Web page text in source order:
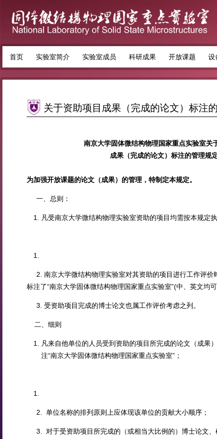
首页 实验室简介 实验室成员 科研成果 开放课题 设
关于资助项目成果（完成的论文）标注
南京大学固体微结构物理国家重点实验室关
成果（完成的论文）标注的管理规
为加强开放课题的论文（成果）的管理，特制定本规定。
一、总则：
凡受南京大学微结构物理实验室资助的项目均需按本规定
2. 南京大学微结构物理实验室对其资助的项目进行工作评价
标注了“南京大学固体微结构物理国家重点实验室”(中、英文均
3. 受资助项目完成的博士论文也属工作评价考虑之列。
二、细则
凡来自他单位的人员受到资助的项目所完成的论文（成果
注“南京大学固体微结构物理国家重点实验室”；
2. 单位名称的排列原则上应体现该单位的贡献大小顺序；
3. 对于受资助项目所完成的（或相当大比例的）博士论文、